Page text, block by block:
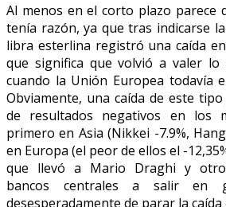
Al menos en el corto plazo parece
tenía razón, ya que tras indicarse
libra esterlina registró una caída
que significa que volvió a valer lo
cuando la Unión Europea todavía
Obviamente, una caída de este
de resultados negativos en los
primero en Asia (Nikkei -7.9%,
en Europa (el peor de ellos el -
que llevó a Mario Draghi y
bancos centrales a salir en
desesperadamente de parar la caída